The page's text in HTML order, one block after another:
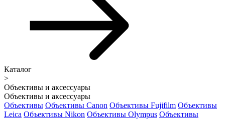
Каталог
>
Объективы и аксессуары
Объективы и аксессуары
Объективы Объективы Canon Объективы Fujifilm Объективы
Leica Объективы Nikon Объективы Olympus Объективы